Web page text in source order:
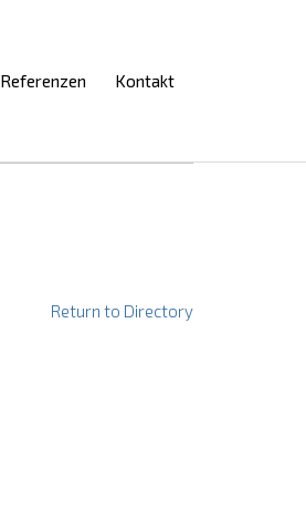
Referenzen Kontakt
Return to Directory